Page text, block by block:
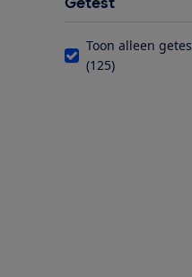
Toon alleen
(125)